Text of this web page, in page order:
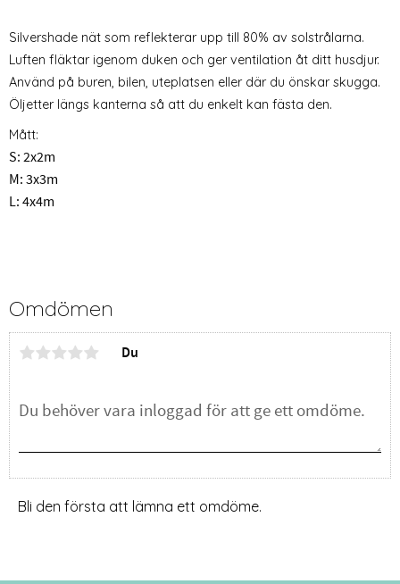
Silvershade nät som reflekterar upp till 80% av solstrålarna.
Luften fläktar igenom duken och ger ventilation åt ditt husdjur.
Använd på buren, bilen, uteplatsen eller där du önskar skugga.
Öljetter längs kanterna så att du enkelt kan fästa den.
Mått:
S: 2x2m
M: 3x3m
L: 4x4m
Omdömen
Du
Bli den första att lämna ett omdöme.